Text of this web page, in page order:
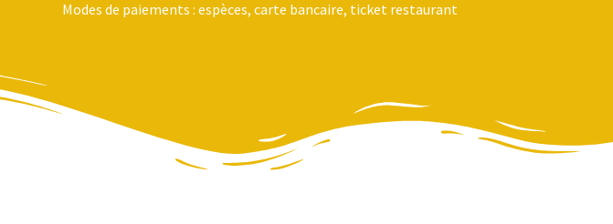
Modes de paiements : espèces, carte bancaire, ticket restaurant